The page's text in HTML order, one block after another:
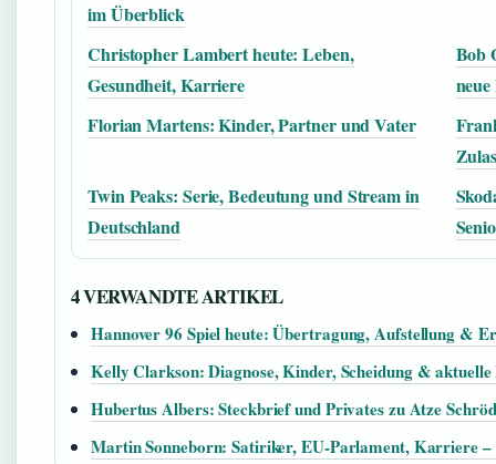
im Überblick
Christopher Lambert heute: Leben,
Gesundheit, Karriere
Bob
Florian Martens: Kinder, Partner und Vater
Twin Peaks: Serie, Bedeutung und Stream in
Deutschland
4 VERWANDTE ARTIKEL
Hannover 96 Spiel heute: Übertragung, Aufstellung &
Kelly Clarkson: Diagnose, Kinder, Scheidung & aktuelle
Hubertus Albers: Steckbrief und Privates zu Atze
Martin Sonneborn: Satiriker, EU-Parlament, Karriere